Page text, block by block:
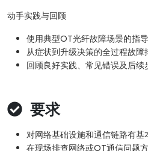
动手实践与回顾
使用典型OT光纤故障场景的指
从症状到升级决策的全过程故障
回顾良好实践、常见错误及后续
要求
对网络基础设施和通信链路有基
在现场排查网络或OT通信问题